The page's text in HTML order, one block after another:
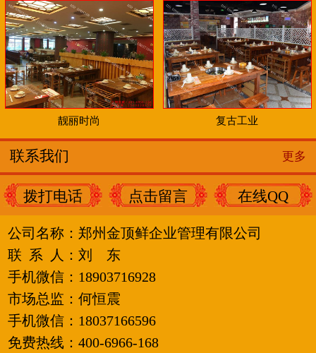
靓丽时尚 复古工业
联系我们 更多
拨打电话 点击留言 在线QQ
公司名称： 郑州金顶鲜企业管理有限公司
联 系 人：刘
东
手机微信：18903716928
市场总监：何恒震
手机微信： 18037166596
免费热线：400-6966-168